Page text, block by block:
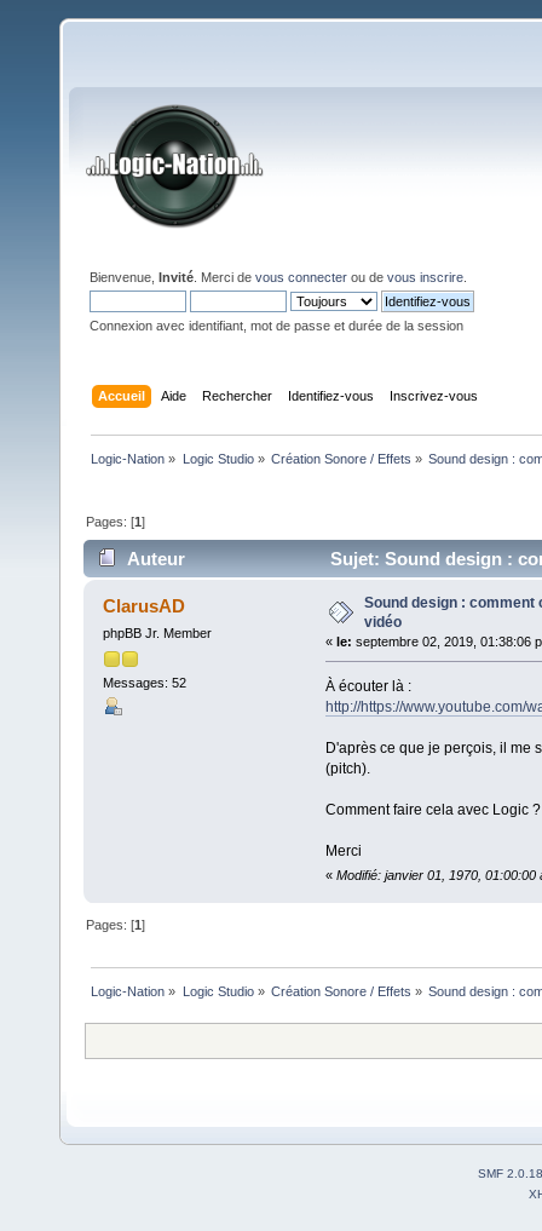
Bienvenue, Invité . Merci de vous connecter ou de vous inscrire
Connexion avec identifiant, mot de passe et durée de la session
Accueil Aide Rechercher Identifiez-vous Inscrivez-vous
Logic-Nation » Logic Studio» Création Sonore / Effets » Sound design :
Pages: [1]
Auteur Sujet: Sound design :
ClarusAD
phpBB Jr. Member
Messages: 52
Sound design :
vidéo
« le: septembre 02, 2019, 01:38:06
À écouter là :
http://https://www.youtube.com/
D'après ce que je perçois, il me
(pitch).
Comment faire cela avec Logic ?
Merci
« Modifié: janvier 01, 1970, 01:00:00
Pages: [1]
Logic-Nation » Logic Studio» Création Sonore / Effets » Sound design :
SMF 2.0.18